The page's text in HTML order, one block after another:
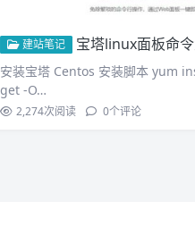
建站笔记 宝塔linux面板命
安装宝塔 Centos 安装脚本 yum
get -O…
2,274次阅读 0个评论